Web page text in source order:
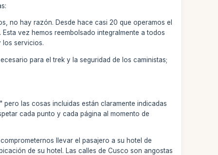
no hay razón. Desde hace casi 20 que operamos el
vez hemos reembolsado integralmente a todos
los servicios.
para el trek y la seguridad de los caministas;
las cosas incluidas están claramente indicadas
cada punto y cada página al momento de
llevar el pasajero a su hotel de
de su hotel. Las calles de Cusco son angostas